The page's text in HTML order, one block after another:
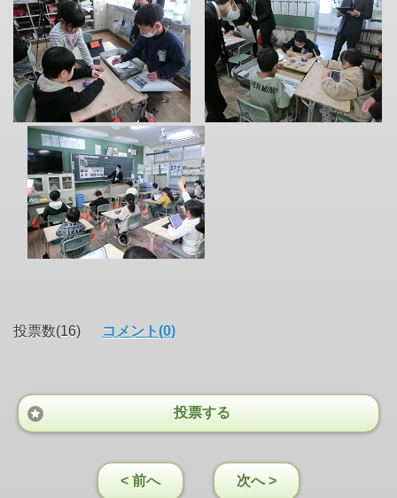
投票数(16) コメント(0)
投票する
< 前へ 次へ >